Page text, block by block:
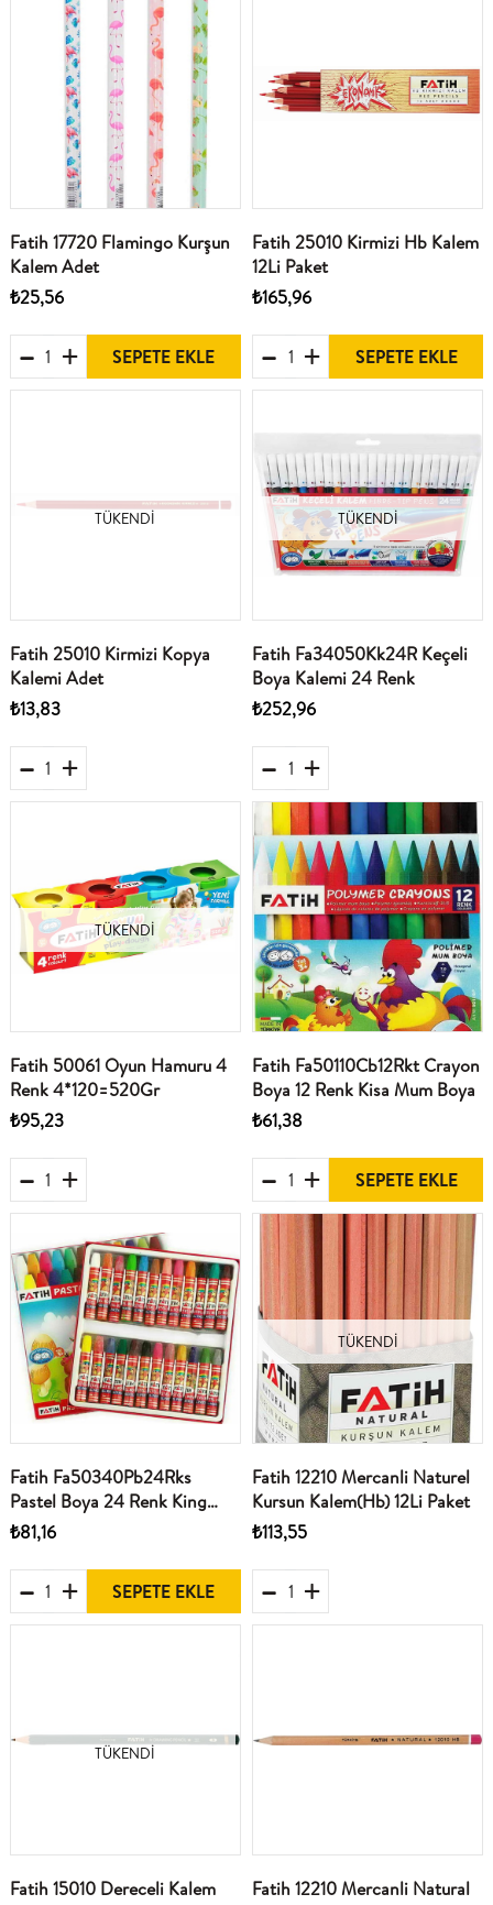
Fatih 17720 Flamingo Kurşun
Kalem Adet
₺25,56
SEPETE EKLE
Fatih 25010 Kirmizi Hb Kalem
12Li Paket
₺165,96
SEPETE EKLE
TÜKENDI
Fatih 25010 Kirmizi Kopya
Kalemi Adet
₺13,83
TÜKENDI
Fatih Fa34050Kk24R Keçeli
Boya Kalemi 24 Renk
₺252,96
TÜKENDI
Fatih 50061 Oyun Hamuru 4
Renk 4*120=520Gr
₺95,23
Fatih Fa50110Cb12Rkt Crayon
Boya 12 Renk Kisa Mum Boya
₺61,38
SEPETE EKLE
Fatih Fa50340Pb24Rks
Pastel Boya 24 Renk King
Size
₺81,16
SEPETE EKLE
TÜKENDI
Fatih 12210 Mercanli Naturel
Kursun Kalem(Hb) 12Li Paket
₺113,55
TÜKENDI
Fatih 15010 Dereceli Kalem
Fatih 12210 Mercanli Natural